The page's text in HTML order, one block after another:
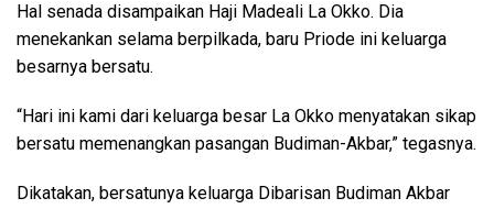
Hal senada disampaikan Haji Madeali La Okko. Dia
menekankan selama berpilkada, baru Priode ini keluarga
besarnya bersatu.
“Hari ini kami dari keluarga besar La Okko menyatakan sikap
bersatu memenangkan pasangan Budiman-Akbar,” tegasnya.
Dikatakan, bersatunya keluarga Dibarisan Budiman Akbar